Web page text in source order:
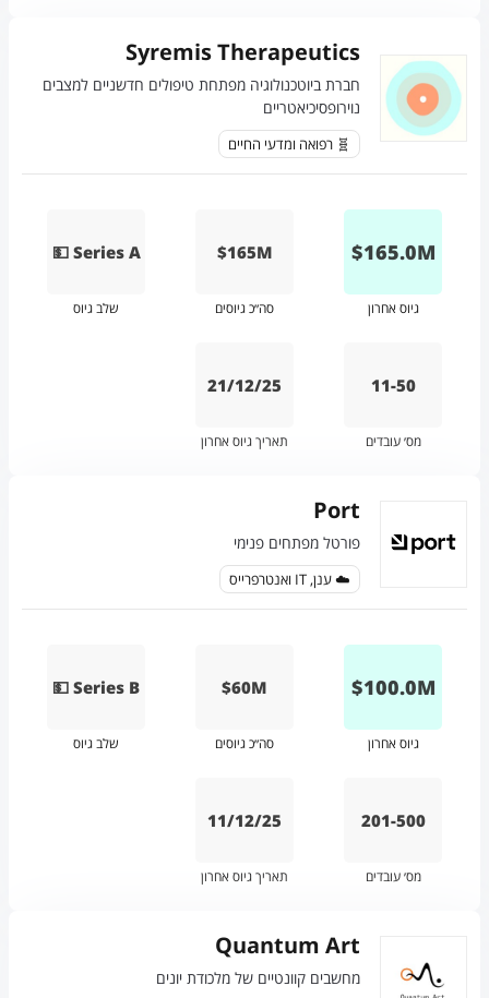
Syremis Therapeutics
חברת ביוטכנולוגיה מפתחת טיפולים חדשניים למצבים
נוירופסיכיאטריים
🧬 רפואה ומדעי החיים
M
165.0
$
גיוס אחרון
$165M
סה״כ גיוסים
💵 Series A
שלב גיוס
11-50
מס׳ עובדים
21/12/25
תאריך גיוס אחרון
Port
פורטל מפתחים פנימי
☁️ ענן, IT ואנטרפרייס
M
100.0
$
גיוס אחרון
$60M
סה״כ גיוסים
💵 Series B
שלב גיוס
201-500
מס׳ עובדים
11/12/25
תאריך גיוס אחרון
Quantum Art
מחשבים קוונטיים של מלכודת יונים